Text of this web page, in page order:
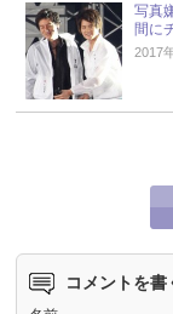
写真
間に
2017
コメントを書